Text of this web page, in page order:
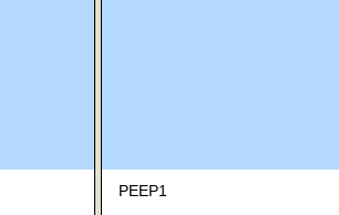
PEEP1